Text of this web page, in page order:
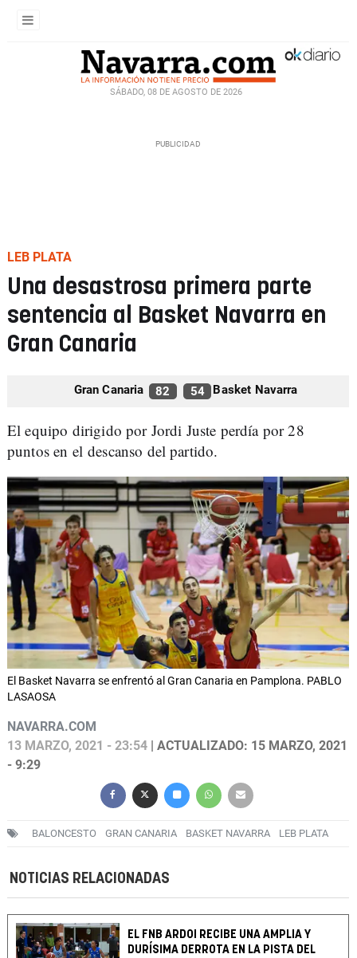
SÁBADO, 08 DE AGOSTO DE 2026
LEB PLATA
Una desastrosa primera parte
sentencia al Basket Navarra en
Gran Canaria
Gran Canaria 82 54 Basket Navarra
El equipo dirigido por Jordi Juste perdía por 28
puntos en el descanso del partido.
El Basket Navarra se enfrentó al Gran Canaria en Pamplona. PABLO
LASAOSA
NAVARRA.COM
13 MARZO, 2021 - 23:54 | ACTUALIZADO: 15 MARZO, 2021
- 9:29
BALONCESTO GRAN CANARIA BASKET NAVARRA LEB PLATA
NOTICIAS RELACIONADAS
EL FNB ARDOI RECIBE UNA AMPLIA Y
DURÍSIMA DERROTA EN LA PISTA DEL